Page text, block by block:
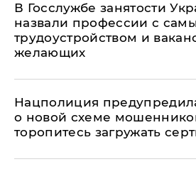
В Госслужбе занятости
назвали профессии с
трудоустройством и
желающих
Нацполиция
о новой схеме
торопитесь загружать